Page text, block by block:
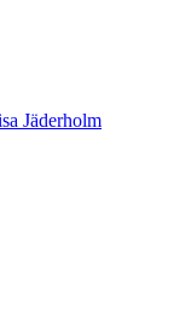
Jäderholm